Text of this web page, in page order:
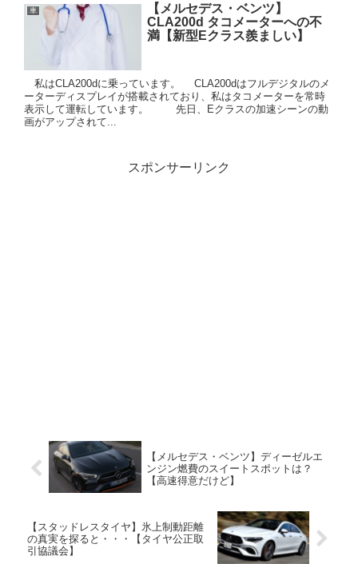
車
【メルセデス・ベンツ】
CLA200d タコメーターへの不
満【新型Eクラス羨ましい】
私はCLA200dに乗っています。 CLA200dはフルデジタルのメ
ーターディスプレイが搭載されており、私はタコメーターを常時
表示して運転しています。 先日、Eクラスの加速シーンの動
画がアップされて...
スポンサーリンク
【メルセデス・ベンツ】ディーゼルエ
ンジン燃費のスイートスポットは？
【高速得意だけど】
【スタッドレスタイヤ】氷上制動距離
の真実を探ると・・・【タイヤ公正取
引協議会】